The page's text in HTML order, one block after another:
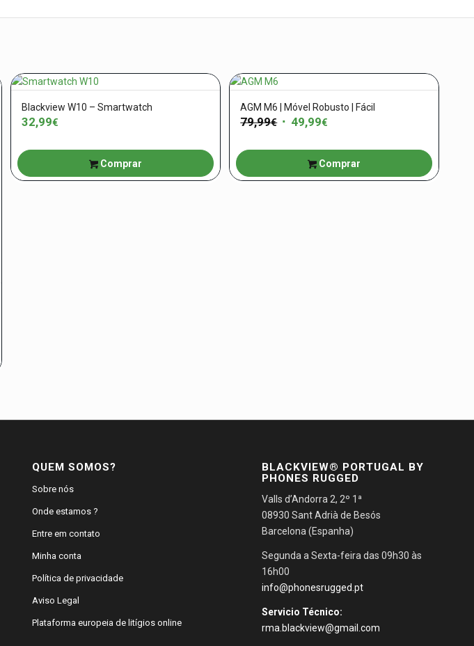
Blackview W10 – Smartwatch
32,99€
Comprar
AGM M6 | Móvel Robusto | Fácil
79,99€ O 49,99€
Comprar
QUEM SOMOS?
Sobre nós
Onde estamos ?
Entre em contato
Minha conta
Política de privacidade
Aviso Legal
Plataforma europeia de litígios online
BLACKVIEW® PORTUGAL BY
PHONES RUGGED
Valls d’Andorra 2, 2º 1ª
08930 Sant Adrià de Besós
Barcelona (Espanha)
Segunda a Sexta-feira das 09h30 às
16h00
info@phonesrugged.pt
Servicio Técnico:
rma.blackview@gmail.com